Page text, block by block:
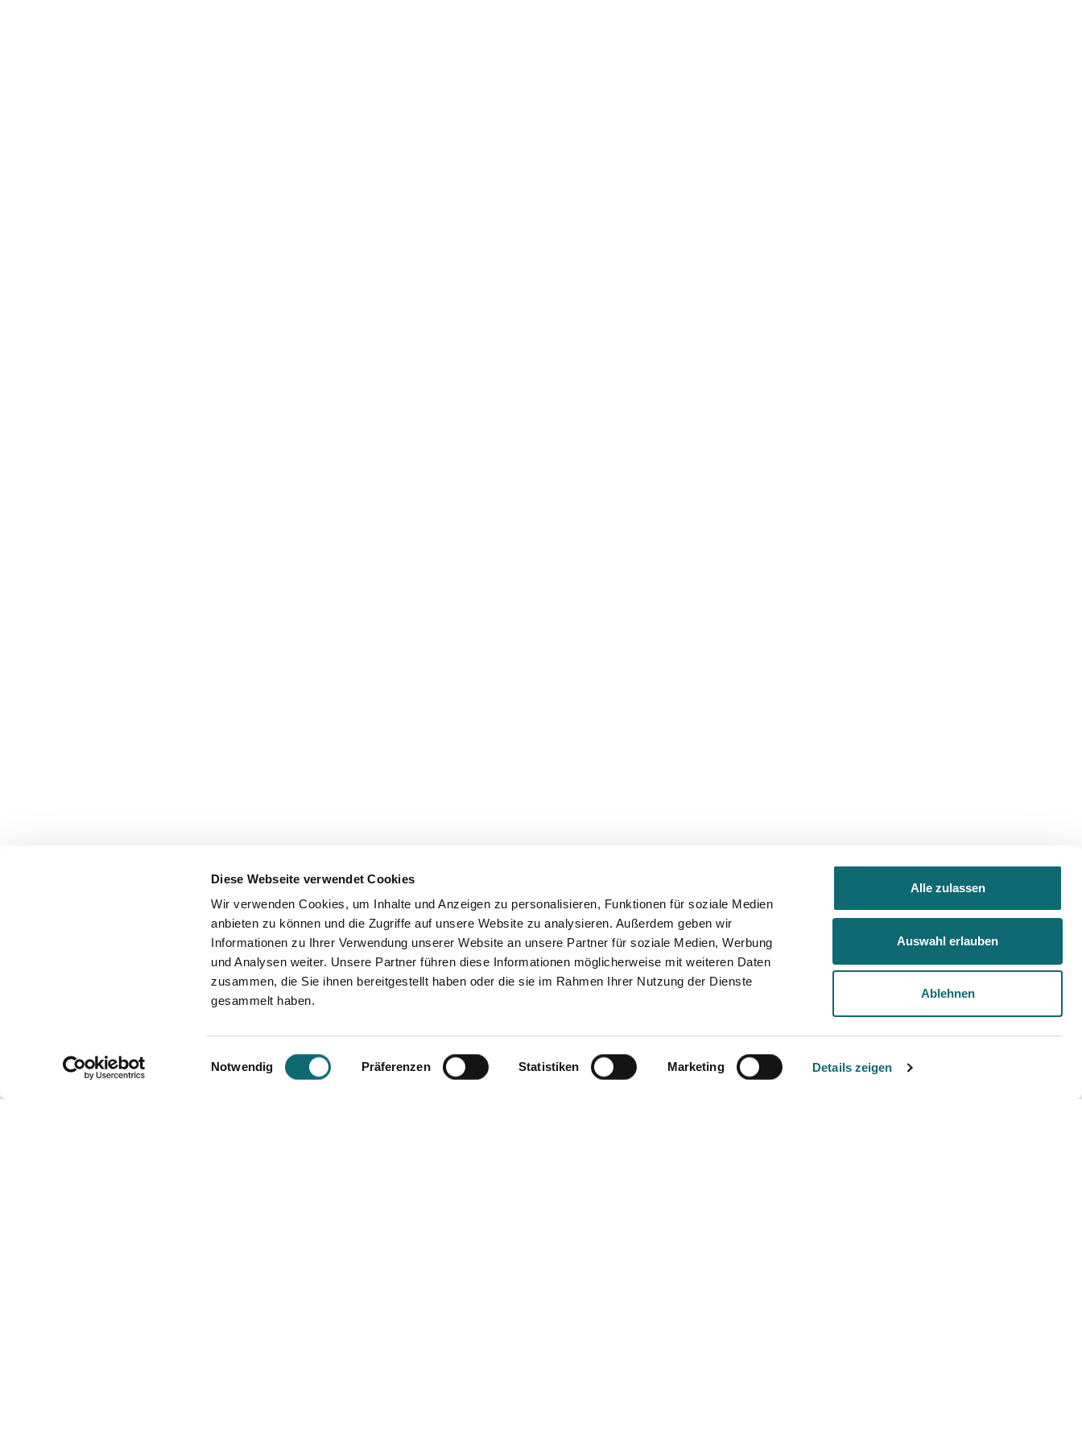
Diese Webseite verwendet Cookies
Wir verwenden Cookies, um Inhalte und Anzeigen zu personalisieren, Funktionen für soziale Medien
anbieten zu können und die Zugriffe auf unsere Website zu analysieren. Außerdem geben wir
Informationen zu Ihrer Verwendung unserer Website an unsere Partner für soziale Medien, Werbung
und Analysen weiter. Unsere Partner führen diese Informationen möglicherweise mit weiteren Daten
zusammen, die Sie ihnen bereitgestellt haben oder die sie im Rahmen Ihrer Nutzung der Dienste
gesammelt haben.
Einwilligungsauswahl
Notwendig Präferenzen Statistiken Marketing Details zeigen
Alle zulassen
Auswahl erlauben
Ablehnen
Lauren Kessler
Journalist and Author
Lauren Kessler
) is an American journalist and the award-winning author of 11 books who combines lively
narrative with deep research to explore everything from the gritty world of a maximum-security prison to the grueling world of
professional ballet; from the wild, wild west of the anti-aging movement to the hidden world of Alzheimer’s sufferers; from the
stormy seas of the mother-daughter relationship to the full court press of women’s basketball.
Mehr Info